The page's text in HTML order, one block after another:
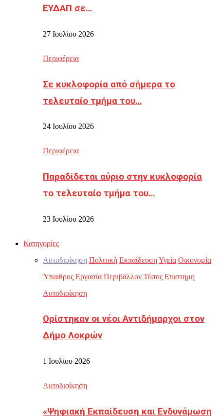
ΕΥΔΑΠ σε…
27 Ιουλίου 2026
Περιφέρεια
Σε κυκλοφορία από σήμερα το
τελευταίο τμήμα του…
24 Ιουλίου 2026
Περιφέρεια
Παραδίδεται αύριο στην κυκλοφορία
το τελευταίο τμήμα του…
23 Ιουλίου 2026
Κατηγορίες
Αυτοδιοίκηση Πολιτική ΕκπαίδευσηΥγεία Οικονομία
Ύπαιθρος Εργασία Περιβάλλον Τύπος Επιστημη
Αυτοδιοίκηση
Ορίστηκαν οι νέοι Αντιδήμαρχοι στον
Δήμο Λοκρών
1 Ιουλίου 2026
Αυτοδιοίκηση
«Ψηφιακή Εκπαίδευση και Ενδυνάμωση